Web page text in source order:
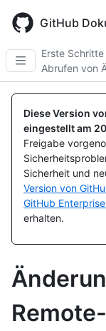
main
content
GitHub
Erste Schritte
Abrufen von
Diese Version
eingestellt am
Freigabe
Sicherheit und
Version von
GitHub
erhalten.